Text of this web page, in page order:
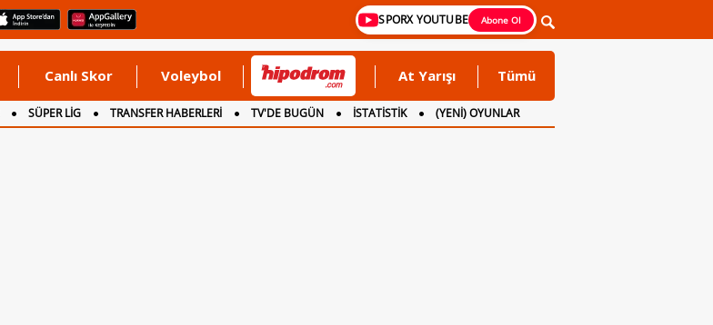
SPORX YOUTUBE Abone Ol
Canlı Skor Voleybol At Yarışı Tümü
SÜPER LİG TRANSFER HABERLERİ TV'DE BUGÜN İSTATİSTİK
(YENİ) OYUNLAR